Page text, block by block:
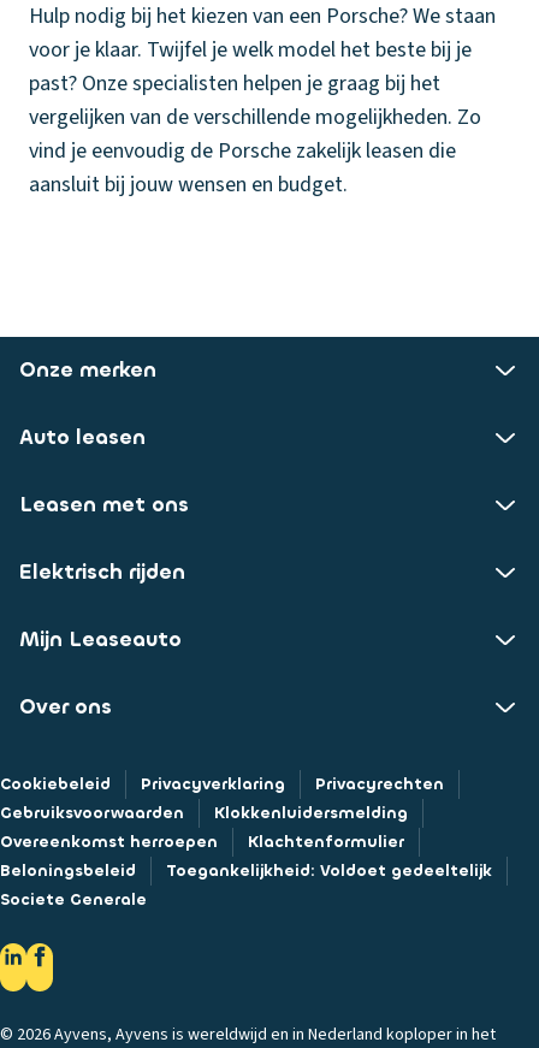
Hulp nodig bij het kiezen van een Porsche? We staan
voor je klaar. Twijfel je welk model het beste bij je
past? Onze specialisten helpen je graag bij het
vergelijken van de verschillende mogelijkheden. Zo
vind je eenvoudig de Porsche zakelijk leasen die
aansluit bij jouw wensen en budget.
Onze merken
Auto leasen
Leasen met ons
Elektrisch rijden
Mijn Leaseauto
Over ons
Cookiebeleid Privacyverklaring
Privacyrechten
Gebruiksvoorwaarden
Klokkenluidersmelding
Overeenkomst herroepen
Klachtenformulier
Beloningsbeleid
Toegankelijkheid: Voldoet gedeeltelijk
Societe Generale
© 2026 Ayvens, Ayvens is wereldwijd en in Nederland koploper in het